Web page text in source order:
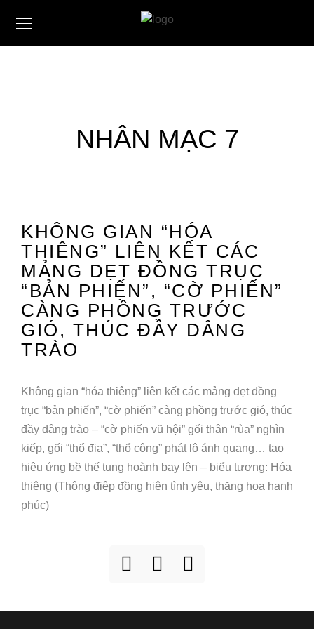
NHÂN MẠC 7
KHÔNG GIAN “HÓA
THIÊNG” LIÊN KẾT CÁC
MẢNG DẸT ĐỒNG TRỤC
“BẢN PHIẾN”, “CỜ PHIẾN”
CÀNG PHỒNG TRƯỚC
GIÓ, THÚC ĐẦY DÂNG
TRÀO
Không gian “hóa thiêng” liên kết các mảng dẹt đồng
trục “bản phiến”, “cờ phiến” càng phồng trước gió, thúc
đầy dâng trào – “cờ phiến vũ hội” gối thân “rùa” nghìn
kiếp, gối “thổ địa”, “thổ công” phát lộ ánh quang… tạo
hiệu ứng bề thế tung hoành bay lên – biểu tượng: Hóa
thiêng (Thông điệp đồng hiện tình yêu, thăng hoa hạnh
phúc)